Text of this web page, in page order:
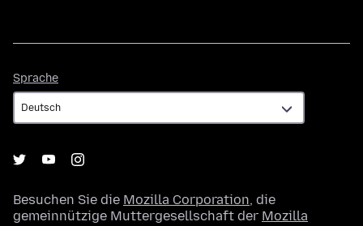
Sprache
Besuchen Sie die Mozilla Corporation, die
gemeinnützige Muttergesellschaft der Mozilla